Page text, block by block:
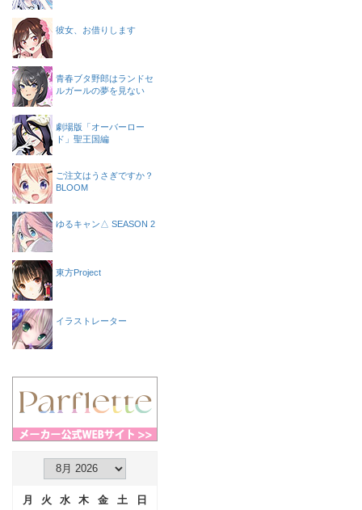
彼女、お借りします
青春ブタ野郎はランドセ
ルガールの夢を見ない
劇場版「オーバーロー
ド」聖王国編
ご注文はうさぎですか？
BLOOM
ゆるキャン△ SEASON 2
東方Project
イラストレーター
月 火 水 木 金 土
日